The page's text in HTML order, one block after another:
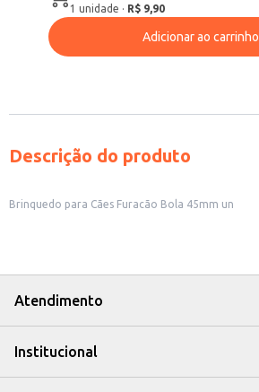
1 unidade · R$ 9,90
Adicionar ao carrinho
Descrição do produto
Brinquedo para Cães Furacão Bola 45mm un
Atendimento
Institucional